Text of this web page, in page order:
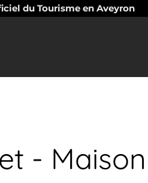
du Tourisme en Aveyron
-